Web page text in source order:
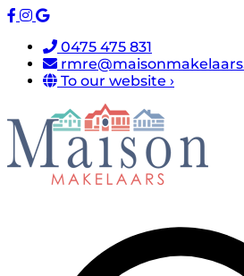
0475 475 831
To our website ›